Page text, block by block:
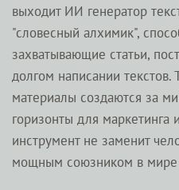
выходит ИИ генератор
"словесный алхимик",
захватывающие статьи,
долгом написании текстов.
материалы создаются за
горизонты для маркетинга
инструмент не заменит
мощным союзником в